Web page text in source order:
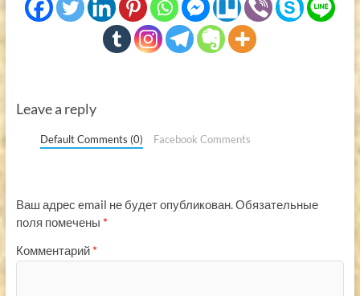
Leave a reply
Default Comments (0) Facebook Comments
Ваш адрес email не будет опубликован.Обязательные
поля помечены *
Комментарий *